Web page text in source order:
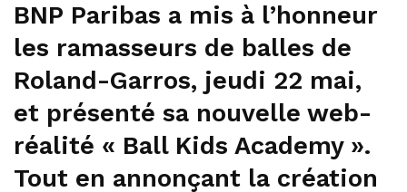
BNP Paribas a mis à l’honneur
les ramasseurs de balles de
Roland-Garros, jeudi 22 mai,
et présenté sa nouvelle web-
réalité « Ball Kids Academy ».
Tout en annonçant la création